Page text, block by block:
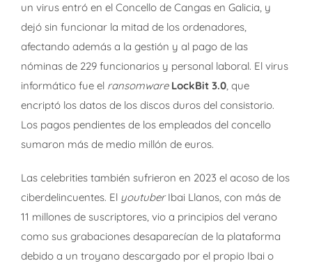
un virus entró en el Concello de Cangas en Galicia, y
dejó sin funcionar la mitad de los ordenadores,
afectando además a la gestión y al pago de las
nóminas de 229 funcionarios y personal laboral. El virus
informático fue el ransomware LockBit 3.0, que
encriptó los datos de los discos duros del consistorio.
Los pagos pendientes de los empleados del concello
sumaron más de medio millón de euros.
Las celebrities también sufrieron en 2023 el acoso de los
ciberdelincuentes. El youtuberIbai Llanos, con más de
11 millones de suscriptores, vio a principios del verano
como sus grabaciones desaparecían de la plataforma
debido a un troyano descargado por el propio Ibai o